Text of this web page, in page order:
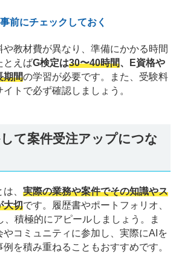
前にチェックしておく
教材費が異なり、準備にかかる時間
とえばG検定は30〜40時間、E資格や
期間の学習が必要です。また、受験料
トで必ず確認しましょう。
て案件受注アップにつな
、 実際の業務や案件でその知識やス
大切です。履歴書やポートフォリオ、
、積極的にアピールしましょう。ま
やコミュニティに参加し、実際にAIを
を積み重ねることもおすすめです。